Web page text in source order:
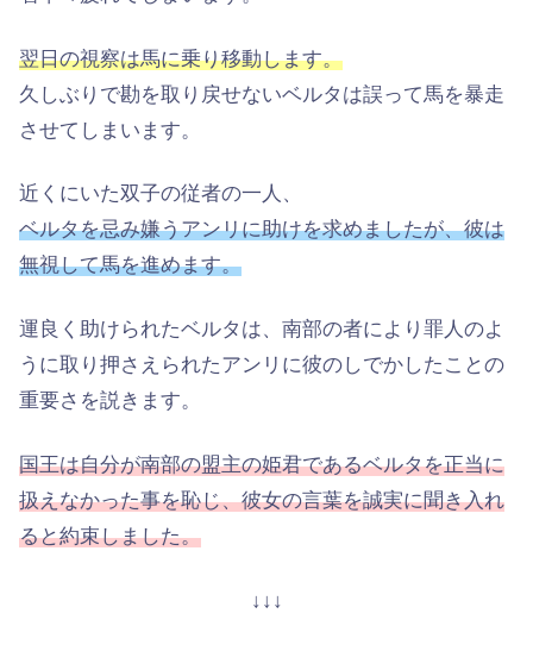
翌日の視察は馬に乗り移動します。
久しぶりで勘を取り戻せないベルタは誤って馬を暴走
させてしまいます。
近くにいた双子の従者の一人、
ベルタを忌み嫌うアンリに助けを求めましたが、彼は
無視して馬を進めます。
運良く助けられたベルタは、南部の者により罪人のよ
うに取り押さえられたアンリに彼のしでかしたことの
重要さを説きます。
国王は自分が南部の盟主の姫君であるベルタを正当に
扱えなかった事を恥じ、彼女の言葉を誠実に聞き入れ
ると約束しました。
↓↓↓